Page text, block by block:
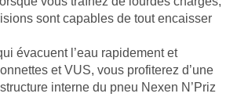
sont capables de tout encaisser
évacuent l’eau rapidement et
et VUS, vous profiterez d’une
interne du pneu Nexen N’Priz